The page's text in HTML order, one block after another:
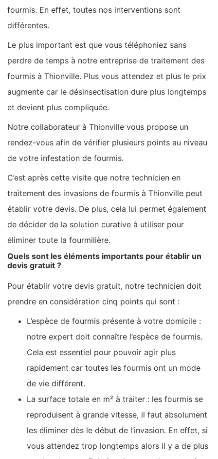
fourmis. En effet, toutes nos interventions sont
différentes.
Le plus important est que vous téléphoniez sans
perdre de temps à notre entreprise de traitement des
fourmis à Thionville. Plus vous attendez et plus le prix
augmente car le désinsectisation dure plus longtemps
et devient plus compliquée.
Notre collaborateur à Thionville vous propose un
rendez-vous afin de vérifier plusieurs points au niveau
de votre infestation de fourmis.
C’est après cette visite que notre technicien en
traitement des invasions de fourmis à Thionville peut
établir votre devis. De plus, cela lui permet également
de décider de la solution curative à utiliser pour
éliminer toute la fourmilière.
Quels sont les éléments importants pour établir un
devis gratuit ?
Pour établir votre devis gratuit, notre technicien doit
prendre en considération cinq points qui sont :
L’espèce de fourmis présente à votre domicile :
notre expert doit connaître l’espèce de fourmis.
Cela est essentiel pour pouvoir agir plus
rapidement car toutes les fourmis ont un mode
de vie différent.
La surface totale en m² à traiter : les fourmis se
reproduisent à grande vitesse, il faut absolument
les éliminer dès le début de l’invasion. En effet, si
vous attendez trop longtemps alors il y a de plus